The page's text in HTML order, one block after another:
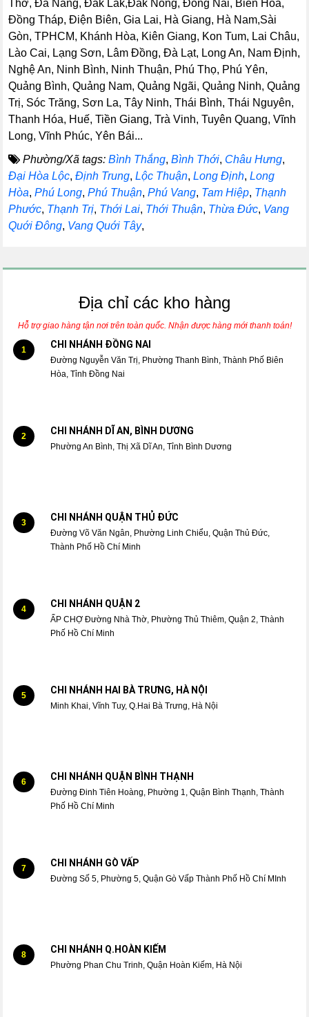
Thơ, Đà Nẵng, Đắk Lắk,Đắk Nông, Đồng Nai, Biên Hòa,
Đồng Tháp, Điện Biên, Gia Lai, Hà Giang, Hà Nam,Sài
Gòn, TPHCM, Khánh Hòa, Kiên Giang, Kon Tum, Lai Châu,
Lào Cai, Lạng Sơn, Lâm Đồng, Đà Lạt, Long An, Nam Định,
Nghệ An, Ninh Bình, Ninh Thuận, Phú Thọ, Phú Yên,
Quảng Bình, Quảng Nam, Quảng Ngãi, Quảng Ninh, Quảng
Trị, Sóc Trăng, Sơn La, Tây Ninh, Thái Bình, Thái Nguyên,
Thanh Hóa, Huế, Tiền Giang, Trà Vinh, Tuyên Quang, Vĩnh
Long, Vĩnh Phúc, Yên Bái...
Phường/Xã tags: Bình Thắng,Bình Thới, Châu Hưng,
Đại Hòa Lộc,Định Trung,Lộc Thuận,Long Định,Long
Hòa,Phú Long,Phú Thuận,Phú Vang, Tam Hiệp, Thạnh
Phước, Thạnh Trị, Thới Lai, Thới Thuận, Thừa Đức, Vang
Quới Đông, Vang Quới Tây,
Địa chỉ các kho hàng
Hỗ trợ giao hàng tận nơi trên toàn quốc. Nhận được hàng mới thanh toán!
1 CHI NHÁNH ĐỒNG NAI
Đường Nguyễn Văn Trị, Phường Thanh Bình, Thành Phố Biên
Hòa, Tỉnh Đồng Nai
2 CHI NHÁNH DĨ AN, BÌNH DƯƠNG
Phường An Bình, Thị Xã Dĩ An, Tỉnh Bình Dương
3 CHI NHÁNH QUẬN THỦ ĐỨC
Đường Võ Văn Ngân, Phường Linh Chiểu, Quận Thủ Đức,
Thành Phố Hồ Chí Minh
4 CHI NHÁNH QUẬN 2
ẤP CHỢ Đường Nhà Thờ, Phường Thủ Thiêm, Quận 2, Thành
Phố Hồ Chí Minh
5 CHI NHÁNH HAI BÀ TRƯNG, HÀ NỘI
Minh Khai, Vĩnh Tuy, Q.Hai Bà Trưng, Hà Nội
6 CHI NHÁNH QUẬN BÌNH THẠNH
Đường Đinh Tiên Hoàng, Phường 1, Quận Bình Thạnh, Thành
Phố Hồ Chí Minh
7 CHI NHÁNH GÒ VẤP
Đường Số 5, Phường 5, Quận Gò Vấp Thành Phố Hồ Chí MInh
8 CHI NHÁNH Q.HOÀN KIẾM
Phường Phan Chu Trinh, Quận Hoàn Kiếm, Hà Nội